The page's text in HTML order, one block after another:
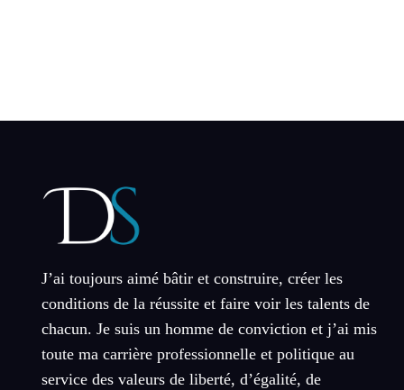
J’ai toujours aimé bâtir et construire, créer les
conditions de la réussite et faire voir les talents de
chacun. Je suis un homme de conviction et j’ai mis
toute ma carrière professionnelle et politique au
service des valeurs de liberté, d’égalité, de